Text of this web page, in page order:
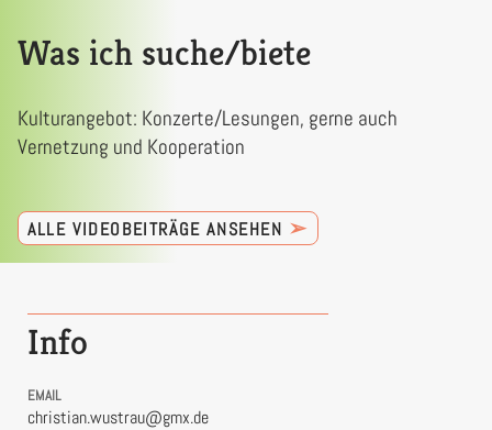
Was ich suche/biete
Kulturangebot: Konzerte/Lesungen, gerne auch
Vernetzung und Kooperation
ALLE VIDEOBEITRÄGE ANSEHEN ➢
Info
EMAIL
christian.wustrau@gmx.de